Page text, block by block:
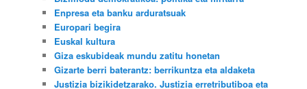
Enpresa eta banku arduratsuak
Europari begira
Euskal kultura
Giza eskubideak mundu zatitu honetan
Gizarte berri baterantz: berrikuntza eta aldaketa
Justizia bizikidetzarako. Justizia erretributiboa eta